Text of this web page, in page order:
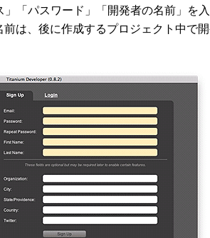
「パスワード」「開発者の名前」を入
は、後に作成するプロジェクト中で